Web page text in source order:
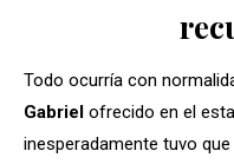
Todo ocurría con
Gabriel ofrecido en el
inesperadamente tuvo